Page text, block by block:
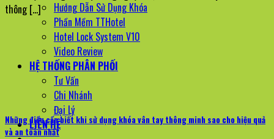
Hướng Dẫn Sử Dụng Khóa
Phần Mềm TTHotel
Hotel Lock System V10
Video Review
HỆ THỐNG PHÂN PHỐI
Tư Vấn
Chi Nhánh
Đại Lý
LIÊN HỆ
thông [...]
Những điều cần biết khi sử dụng khóa vân tay thông minh sao cho hiệu quả
và an toàn nhất